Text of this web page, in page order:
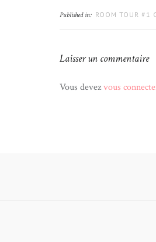
Published in: ROOM TOUR #1
Laisser un commentaire
Vous devezvous